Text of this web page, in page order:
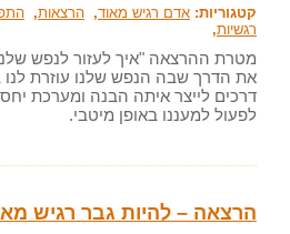
קטגוריות: אדם רגיש מאוד, הרצאות,
רגשיות,
מטרת ההרצאה "איך לעזור לנפש
את הדרך שבה הנפש שלנו עוזרת לנו
דרכים לייצר איתה הבנה ומערכת
לפעול למעננו באופן מיטבי.
הרצאה – להיות גבר רגיש